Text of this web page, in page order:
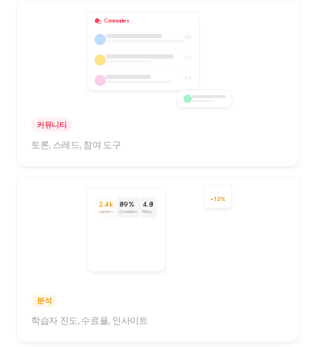
Communities
5
3
8
커뮤니티
토론, 스레드, 참여 도구
2.4k
Learners
89%
Completion
4.8
Rating
+12%
분석
학습자 진도, 수료율, 인사이트